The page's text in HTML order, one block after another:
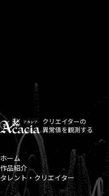
クリエイターの
異常値を観測する
ホーム
作品紹介
タレント・クリエイター